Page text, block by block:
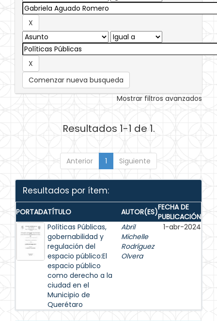
Comenzar nueva busqueda
Mostrar filtros avanzados
Resultados 1-1 de 1.
Anterior 1 Siguiente
Resultados por ítem:
PORTADATÍTULO AUTOR(ES)FECHA DE
PUBLICACIÓN
Políticas Públicas,
gobernabilidad y
regulación del
espacio público:El
espacio público
como derecho a la
ciudad en el
Municipio de
Querétaro
Abril
Michelle
Rodríguez
Olvera
1-abr-2024